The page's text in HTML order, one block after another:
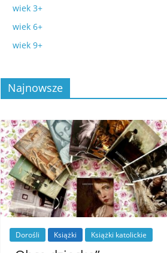
wiek 3+
wiek 6+
wiek 9+
Najnowsze
Dorośli Książki Książki katolickie